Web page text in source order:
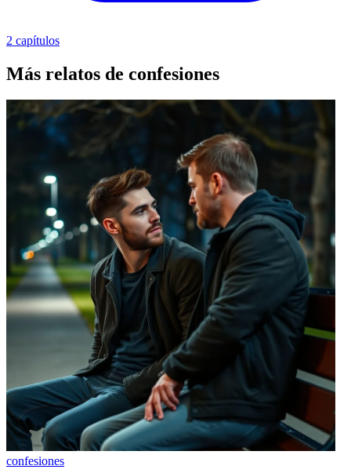
2 capítulos
Más relatos de confesiones
confesiones